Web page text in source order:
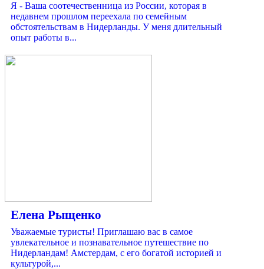
Я - Ваша соотечественница из России, которая в
недавнем прошлом переехала по семейным
обстоятельствам в Нидерланды. У меня длительный
опыт работы в...
Елена Рыщенко
Уважаемые туристы! Приглашаю вас в самое
увлекательное и познавательное путешествие по
Нидерландам! Амстердам, с его богатой историей и
культурой,...